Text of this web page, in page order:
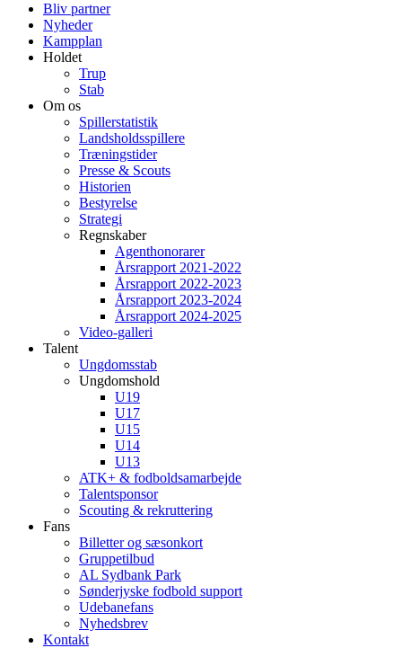
Bliv partner
Nyheder
Kampplan
Holdet
Trup
Stab
Om os
Spillerstatistik
Landsholdsspillere
Træningstider
Presse & Scouts
Historien
Bestyrelse
Strategi
Regnskaber
Agenthonorarer
Årsrapport 2021-2022
Årsrapport 2022-2023
Årsrapport 2023-2024
Årsrapport 2024-2025
Video-galleri
Talent
Ungdomsstab
Ungdomshold
U19
U17
U15
U14
U13
ATK+ & fodboldsamarbejde
Talentsponsor
Scouting & rekruttering
Fans
Billetter og sæsonkort
Gruppetilbud
AL Sydbank Park
Sønderjyske fodbold support
Udebanefans
Nyhedsbrev
Kontakt